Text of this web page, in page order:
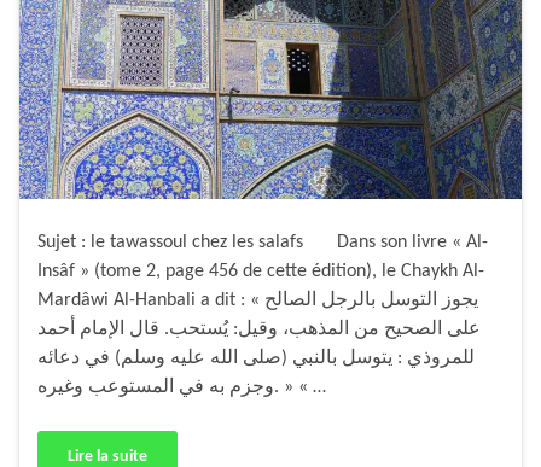
Sujet : le tawassoul chez les salafs Dans son livre « Al-
Insâf » (tome 2, page 456 de cette édition), le Chaykh Al-
Mardâwi Al-Hanbali a dit : « يجوز التوسل بالرجل الصالح
على الصحيح من المذهب، وقيل: يُستحب. قال الإمام أحمد
للمروذي : يتوسل بالنبي (صلى الله عليه وسلم) في دعائه
وجزم به في المستوعب وغيره. » « …
Lire la suite